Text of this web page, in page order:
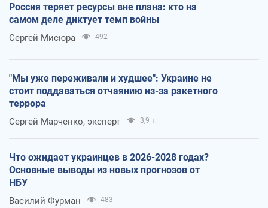
Россия теряет ресурсы вне плана: кто на
самом деле диктует темп войны
Сергей Мисюра 492
"Мы уже переживали и худшее": Украине не
стоит поддаваться отчаянию из-за ракетного
террора
Сергей Марченко, эксперт 3,9 т.
Что ожидает украинцев в 2026-2028 годах?
Основные выводы из новых прогнозов от
НБУ
Василий Фурман 483